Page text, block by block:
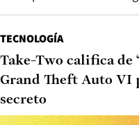
TECNOLOGÍA
Take-Two califica de
Grand Theft Auto VI
secreto